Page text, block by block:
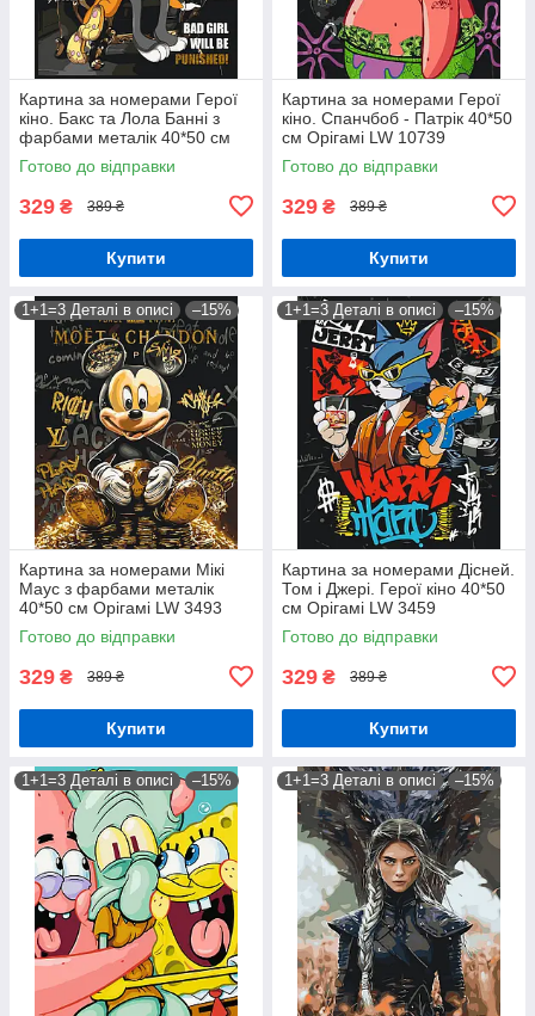
Картина за номерами Герої
кіно. Бакс та Лола Банні з
фарбами металік 40*50 см
Орігамі LW 3477
Готово до відправки
329 ₴ 389 ₴
Купити
Картина за номерами Герої
кіно. Спанчбоб - Патрік 40*50
см Орігамі LW 10739
Готово до відправки
329 ₴ 389 ₴
Купити
1+1=3 Деталі в описі –15%
Картина за номерами Мікі
Маус з фарбами металік
40*50 см Орігамі LW 3493
Готово до відправки
329 ₴ 389 ₴
Купити
1+1=3 Деталі в описі –15%
Картина за номерами Дісней.
Том і Джері. Герої кіно 40*50
см Орігамі LW 3459
Готово до відправки
329 ₴ 389 ₴
Купити
1+1=3 Деталі в описі –15% 1+1=3 Деталі в описі –15%